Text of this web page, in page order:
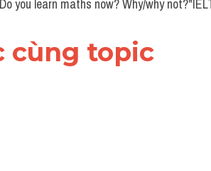
you learn maths now? Why/why
cùng topic